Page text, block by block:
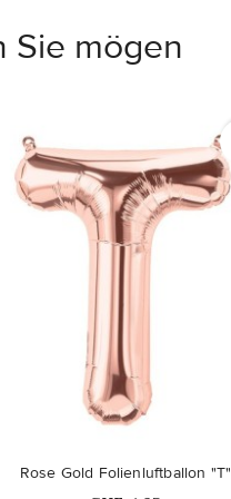
Sie mögen
Rose Gold Folienluftballon "T"